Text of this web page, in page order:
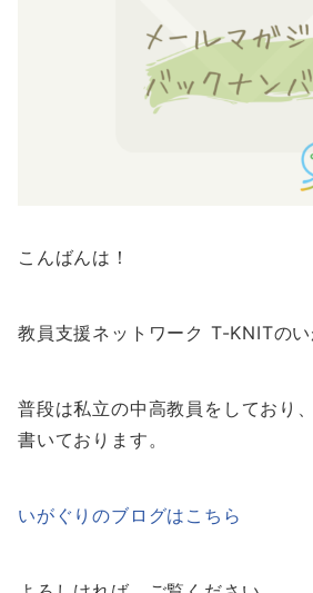
こんばんは！
教員支援ネットワーク T-KNITのい
普段は私立の中高教員をしており
書いております。
いがぐりのブログはこちら